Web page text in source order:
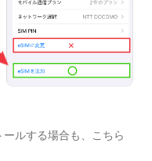
ルする場合も、こちら